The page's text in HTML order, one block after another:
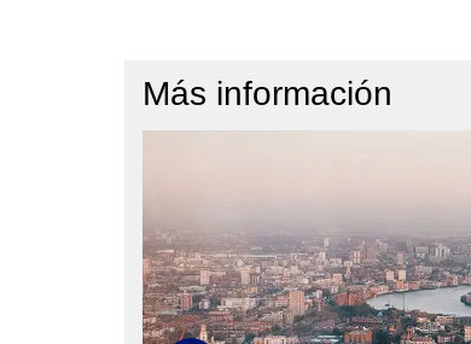
Más información